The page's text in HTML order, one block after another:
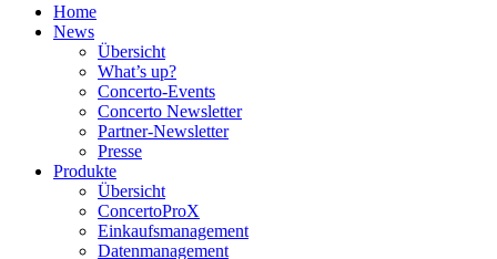
Home
News
Übersicht
What’s up?
Concerto-Events
Concerto Newsletter
Partner-Newsletter
Presse
Produkte
Übersicht
ConcertoProX
Einkaufsmanagement
Datenmanagement